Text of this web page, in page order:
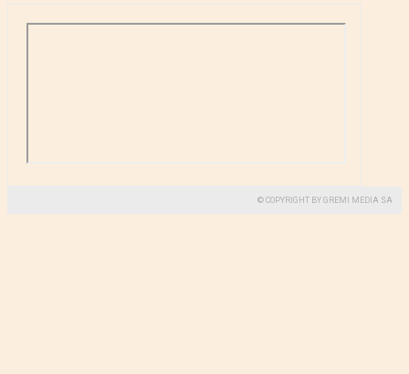
© COPYRIGHT BY GREMI MEDIA SA